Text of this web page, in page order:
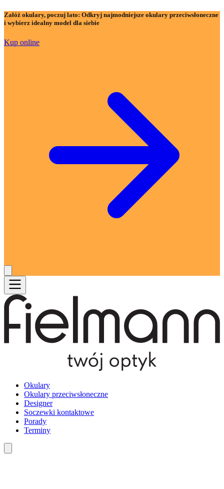
Załóż okulary, poczuj lato: Odkryj najmodniejsze okulary przeciwsłoneczne
i wybierz idealny model dla siebie
Kup online
Okulary
Okulary przeciwsłoneczne
Designer
Soczewki kontaktowe
Porady
Terminy